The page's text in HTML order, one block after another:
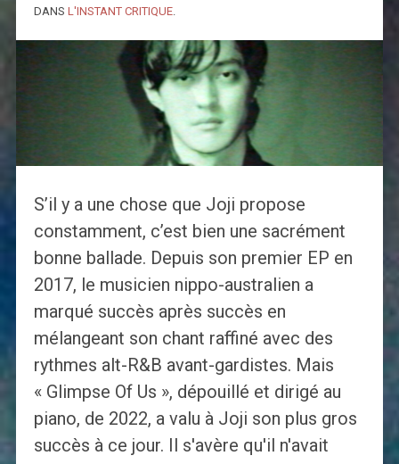
DANS L'INSTANT CRITIQUE.
S’il y a une chose que Joji propose
constamment, c’est bien une sacrément
bonne ballade. Depuis son premier EP en
2017, le musicien nippo-australien a
marqué succès après succès en
mélangeant son chant raffiné avec des
rythmes alt-R&B avant-gardistes. Mais
« Glimpse Of Us », dépouillé et dirigé au
piano, de 2022, a valu à Joji son plus gros
succès à ce jour. Il s'avère qu'il n'avait